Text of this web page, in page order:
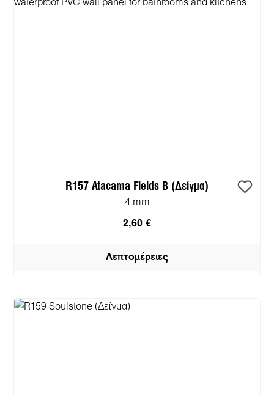
R157 Atacama Fields B (Δείγμα)
4 mm
2,60 €
Λεπτομέρειες